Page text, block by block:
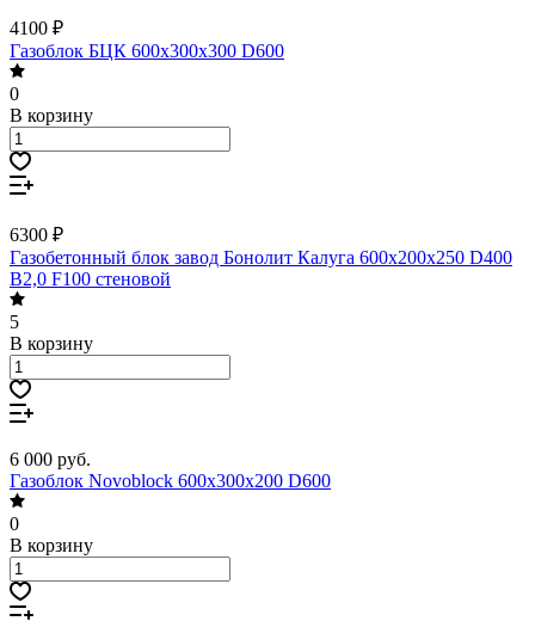
4100 ₽
Газоблок БЦК 600х300х300 D600
0
В корзину
6300 ₽
Газобетонный блок завод Бонолит Калуга 600х200х250 D400
B2,0 F100 стеновой
5
В корзину
6 000 руб.
Газоблок Novoblock 600х300х200 D600
0
В корзину